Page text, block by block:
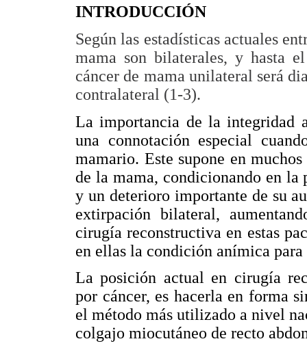
INTRODUCCIÓN
Según las estadísticas actuales
mama son bilaterales, y hasta
cáncer de mama unilateral será
contralateral (1-3).
La importancia de la integridad
una connotación especial
mamario. Este supone en
de la mama, condicionando en
y un deterioro importante de su
extirpación bilateral,
cirugía reconstructiva en estas
en ellas la condición anímica
La posición actual en cirugía
por cáncer, es hacerla en forma
el método más utilizado a nivel
colgajo miocutáneo de recto